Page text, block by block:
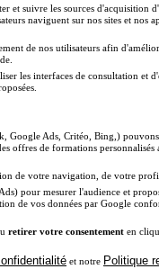
ville les plus
et suivre les sources d'acquisition
naviguent sur nos sites et nos
de nos utilisateurs afin
les interfaces de consultation et
Google Ads, Critéo, Bing,)
offres de formations
de votre navigation, de votre
pour mesurer l'audience et
de vos données par Google
retirer votre consentement en
et notre Politique